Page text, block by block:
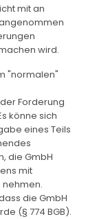
mit an
wird.
"normalen"
Forderung
könne sich
eines Teils
die GmbH
mit
nehmen.
die GmbH
(§ 774 BGB).